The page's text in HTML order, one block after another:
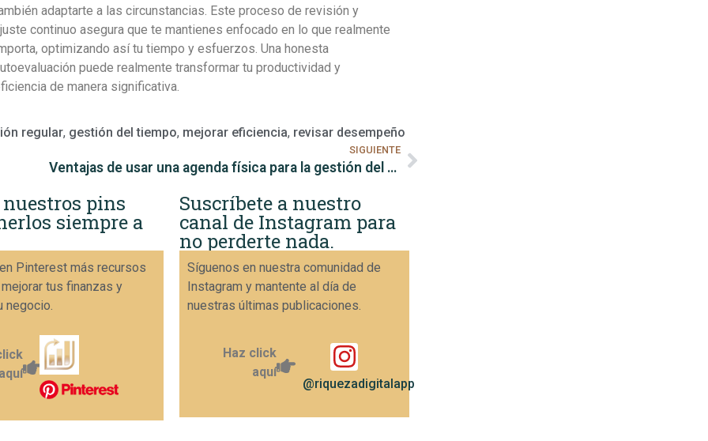
adaptarte a las circunstancias. Este proceso de revisión y
continuo asegura que te mantienes enfocado en lo que realmente
optimizando así tu tiempo y esfuerzos. Una honesta
puede realmente transformar tu productividad y
de manera significativa.
regular, gestión del tiempo, mejorar eficiencia, revisar desempeño
SIGUIENTE
Ventajas de usar una agenda física para la gestión del tiempo
nuestros pins
siempre a
Pinterest más recursos
tus finanzas y
negocio.
Suscríbete a nuestro
canal de Instagram para
no perderte nada.
Síguenos en nuestra comunidad de
Instagram y mantente al día de
nuestras últimas publicaciones.
Haz click
aquí
@riquezadigitalapp